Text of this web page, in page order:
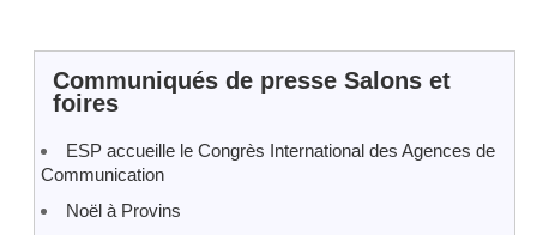
Communiqués de presse Salons et
foires
ESP accueille le Congrès International des Agences de
Communication
Noël à Provins